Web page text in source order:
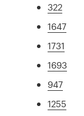
322
1647
1731
1693
947
1255